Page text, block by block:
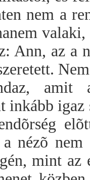
nem a
Ann, az a
amit a
inkább
nézõ
mint az